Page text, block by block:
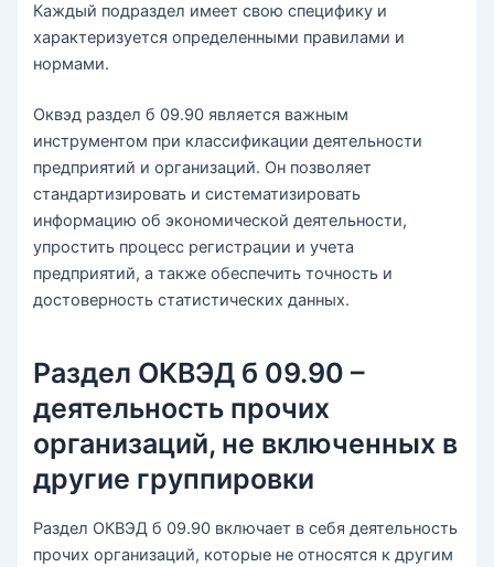
Каждый подраздел имеет свою специфику и
характеризуется определенными правилами и
нормами.
Оквэд раздел б 09.90 является важным
инструментом при классификации деятельности
предприятий и организаций. Он позволяет
стандартизировать и систематизировать
информацию об экономической деятельности,
упростить процесс регистрации и учета
предприятий, а также обеспечить точность и
достоверность статистических данных.
Раздел ОКВЭД б 09.90 –
деятельность прочих
организаций, не включенных в
другие группировки
Раздел ОКВЭД б 09.90 включает в себя деятельность
прочих организаций, которые не относятся к другим